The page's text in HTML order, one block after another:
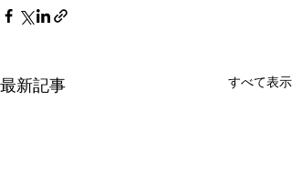
最新記事 すべて表示